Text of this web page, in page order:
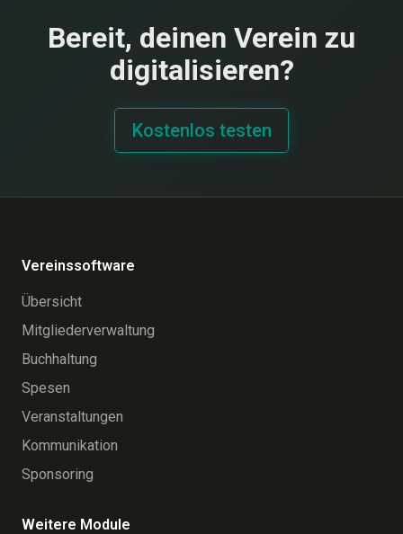
Bereit, deinen Verein zu
digitalisieren?
Kostenlos testen
Vereinssoftware
Übersicht
Mitgliederverwaltung
Buchhaltung
Spesen
Veranstaltungen
Kommunikation
Sponsoring
Weitere Module